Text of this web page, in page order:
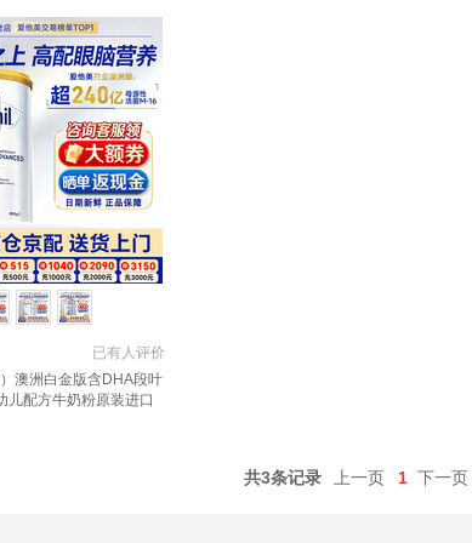
已有人评价
澳洲白金版含DHA段叶
儿配方牛奶粉原装进口
共3条记录 上一页 1 下一页